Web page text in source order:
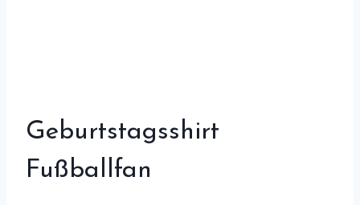
Geburtstagsshirt
Fußballfan